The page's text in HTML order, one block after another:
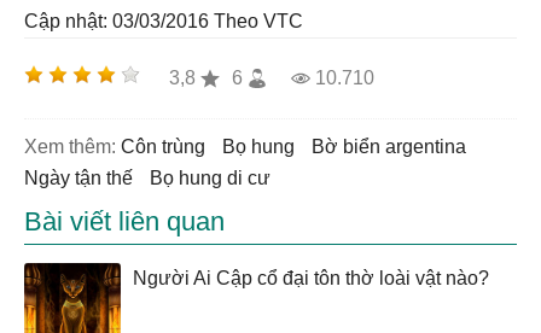
Cập nhật: 03/03/2016 Theo VTC
3,8 6 10.710
Xem thêm: côn trùng bọ hung
bờ biển argentina
ngày tận thế
bọ hung di cư
Bài viết liên quan
Người Ai Cập cổ đại tôn thờ loài vật nào?